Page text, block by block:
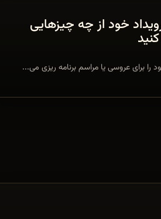
خود از چه چیزهایی
را برای عروسی یا مراسم برنامه ریزی می...